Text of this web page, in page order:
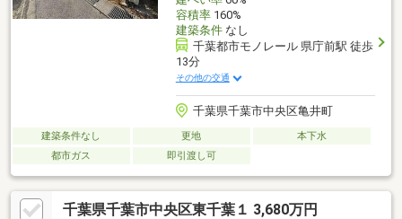
容積率160%
建築条件なし
千葉都市モノレール 県庁前駅 徒歩
13分
その他の交通
千葉県千葉市中央区亀井町
建築条件なし 更地
本下水
都市ガス
即引渡し可
千葉県千葉市中央区東千葉１ 3,680万円